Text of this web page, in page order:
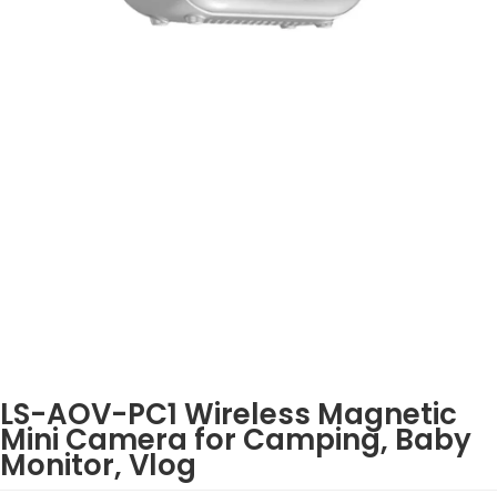
LS-AOV-PC1 Wireless Magnetic
Mini Camera for Camping, Baby
Monitor, Vlog